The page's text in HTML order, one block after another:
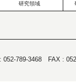
研究領域
789-3468 FAX :